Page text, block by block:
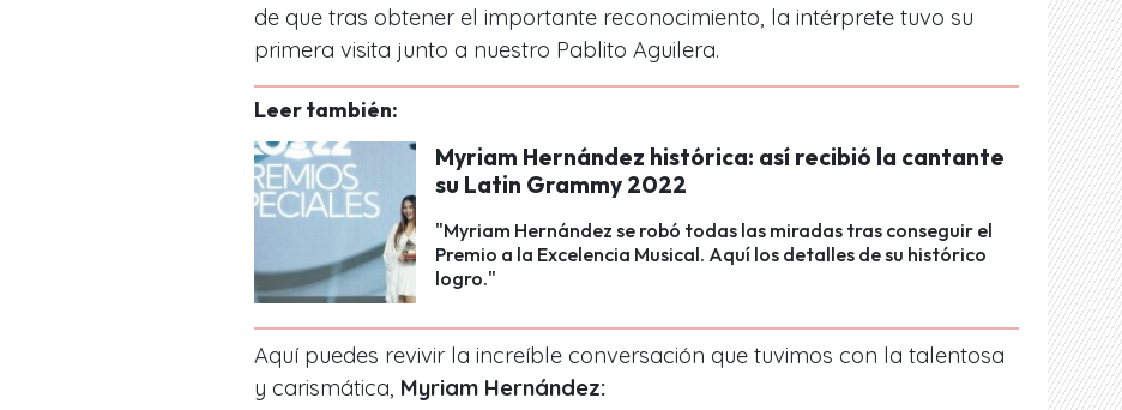
de que tras obtener el importante reconocimiento, la intérprete tuvo su
primera visita junto a nuestro Pablito Aguilera.
Leer también:
Myriam Hernández histórica: así recibió la cantante
su Latin Grammy 2022
"Myriam Hernández se robó todas las miradas tras conseguir el
Premio a la Excelencia Musical. Aquí los detalles de su histórico
logro."
Aquí puedes revivir la increíble conversación que tuvimos con la talentosa
y carismática, Myriam Hernández: